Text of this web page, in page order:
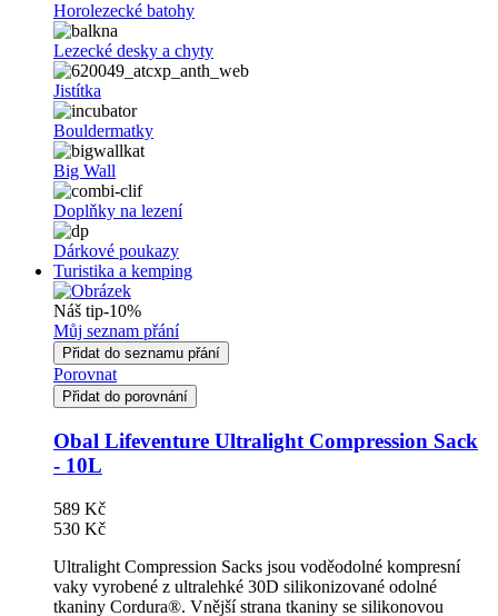
Horolezecké batohy
Lezecké desky a chyty
Jistítka
Bouldermatky
Big Wall
Doplňky na lezení
Dárkové poukazy
Turistika a kemping
Náš tip-10%
Můj seznam přání
Přidat do seznamu přání
Porovnat
Přidat do porovnání
Obal Lifeventure Ultralight Compression Sack
- 10L
589 Kč
530 Kč
Ultralight Compression Sacks jsou voděodolné kompresní
vaky vyrobené z ultralehké 30D silikonizované odolné
tkaniny Cordura®. Vnější strana tkaniny se silikonovou